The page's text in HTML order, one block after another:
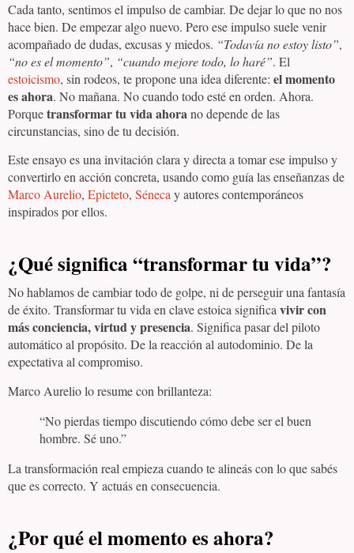
Cada tanto, sentimos el impulso de cambiar. De dejar lo que no nos
hace bien. De empezar algo nuevo. Pero ese impulso suele venir
acompañado de dudas, excusas y miedos. “Todavía no estoy listo”,
“no es el momento”, “cuando mejore todo, lo haré”. El
estoicismo, sin rodeos, te propone una idea diferente: el momento
es ahora. No mañana. No cuando todo esté en orden. Ahora.
Porquetransformar tu vida ahorano depende de las
circunstancias, sino de tu decisión.
Este ensayo es una invitación clara y directa a tomar ese impulso y
convertirlo en acción concreta, usando como guía las enseñanzas de
Marco Aurelio, Epicteto, Sénecay autores contemporáneos
inspirados por ellos.
¿Qué significa “transformar tu vida”?
No hablamos de cambiar todo de golpe, ni de perseguir una fantasía
de éxito. Transformar tu vida en clave estoica significavivir con
más conciencia, virtud y presencia. Significa pasar del piloto
automático al propósito. De la reacción al autodominio. De la
expectativa al compromiso.
Marco Aurelio lo resume con brillanteza:
“No pierdas tiempo discutiendo cómo debe ser el buen
hombre. Sé uno.”
La transformación real empieza cuando te alineás con lo que sabés
que es correcto. Y actuás en consecuencia.
¿Por qué el momento es ahora?